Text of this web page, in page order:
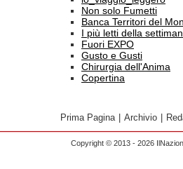
Non solo Fumetti
Banca Territori del
I più letti della
Fuori EXPO
Gusto e Gusti
Chirurgia dell'Anima
Copertina
Prima Pagina Archivio
Copyright © 2013 - 2026